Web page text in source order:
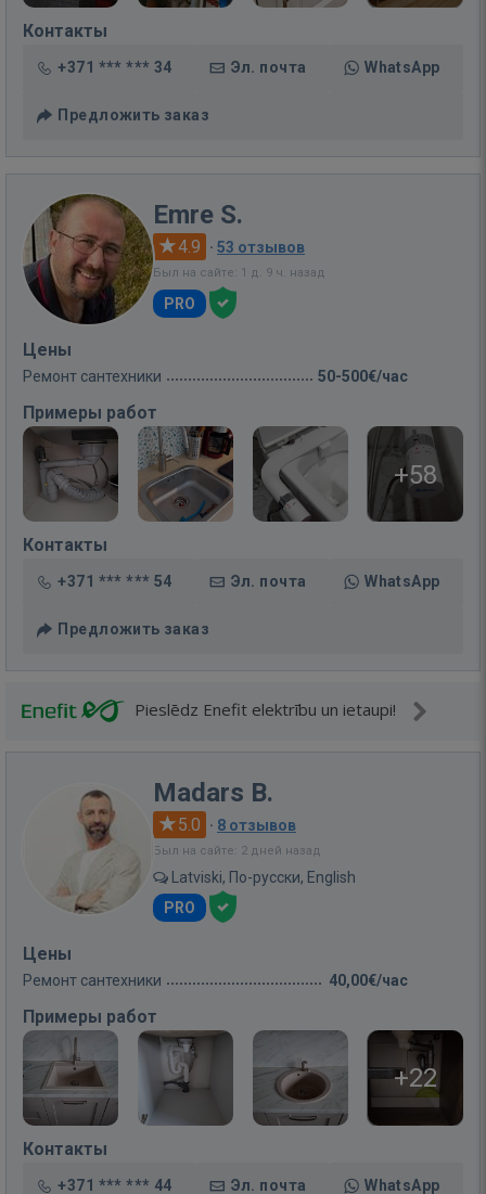
Контакты
+371 *** *** 34 Эл. почта WhatsApp
Предложить заказ
Emre S.
4.9 · 53 отзывов
Был на сайте: 1 д. 9 ч. назад
PRO
Цены
Ремонт сантехники 50-500€/час
Примеры работ
+58
Контакты
+371 *** *** 54 Эл. почта WhatsApp
Предложить заказ
Pieslēdz Enefit elektrību un ietaupi!
Madars B.
5.0 · 8 отзывов
Был на сайте: 2 дней назад
Latviski, По-русски, English
PRO
Цены
Ремонт сантехники 40,00€/час
Примеры работ
+22
Контакты
+371 *** *** 44 Эл. почта WhatsApp